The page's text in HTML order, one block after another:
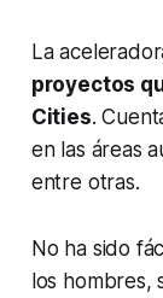
La
proyectos
Cities.
en las áreas
entre otras.
No ha sido
los hombres,